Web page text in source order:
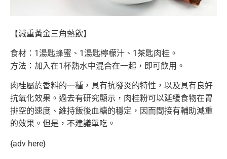
【減重黃金三角熱飲】
食材：1湯匙蜂蜜、1湯匙檸檬汁、1茶匙肉桂。
方法：加入在1杯熱水中混合在一起，即可飲用。
肉桂屬於香料的一種，具有抗發炎的特性， 以及具有良好
抗氧化效果。過去有研究顯示， 肉桂粉可以延緩食物在胃
排空的速度、維持飯後血糖的穩定， 因而間接有輔助減重
的效果。但是，不建議單吃。
{adv here}